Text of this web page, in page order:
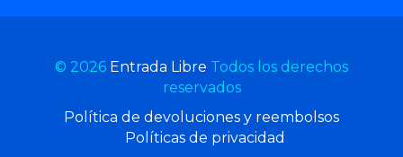
© 2026 Entrada Libre Todos los derechos
reservados
Política de devoluciones y reembolsos
Políticas de privacidad